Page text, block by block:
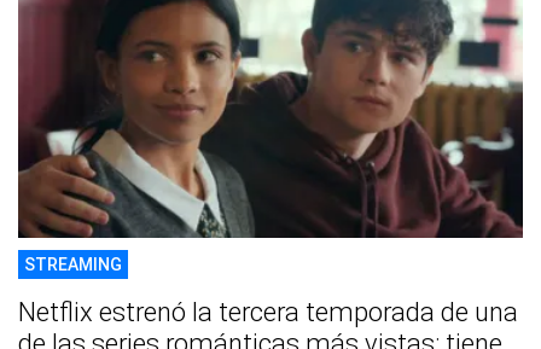
STREAMING
Netflix estrenó la tercera temporada de una